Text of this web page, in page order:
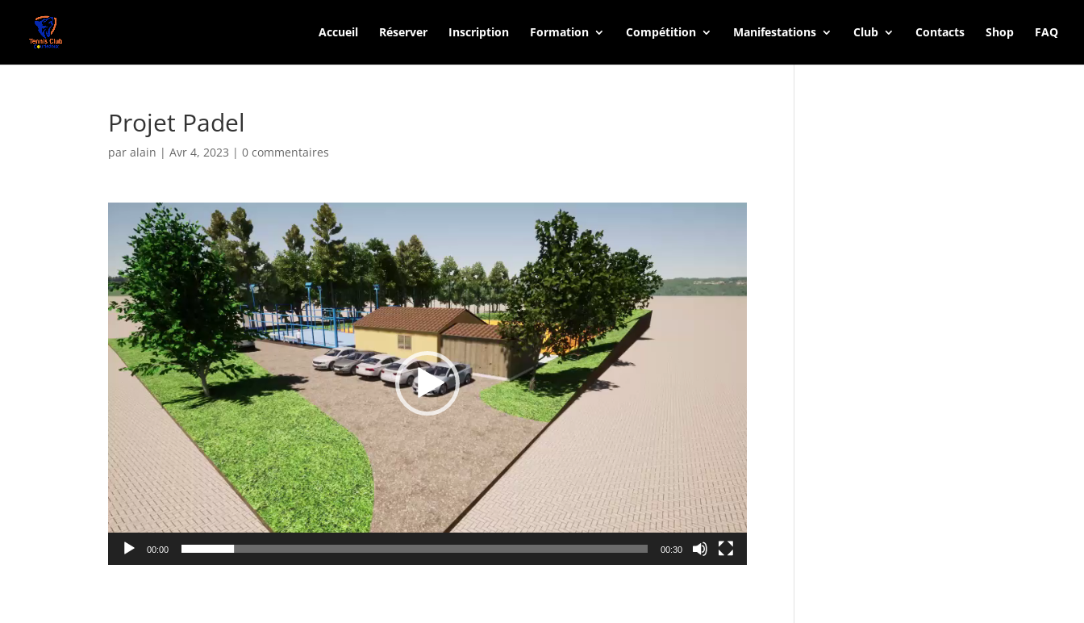
Accueil Réserver Inscription Formation Compétition Manifestations Club Contacts Shop FAQ
Projet Padel
paralain |Avr 4, 2023 |0 commentaires
Lecteur
vidéo
00:00 00:30